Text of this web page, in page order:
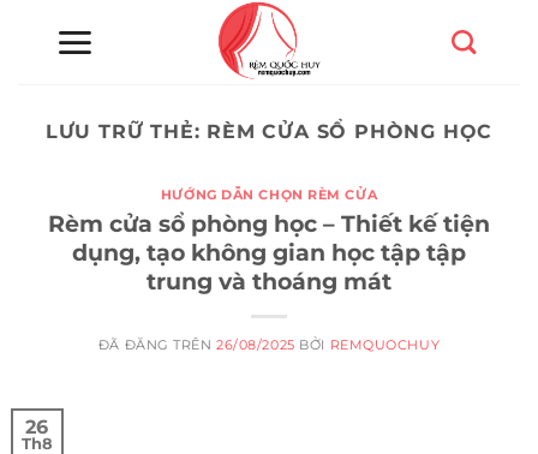
LƯU TRỮ THẺ: RÈM CỬA SỔ PHÒNG HỌC
HƯỚNG DẪN CHỌN RÈM CỬA
Rèm cửa sổ phòng học – Thiết kế tiện
dụng, tạo không gian học tập tập
trung và thoáng mát
ĐÃ ĐĂNG TRÊN26/08/2025 BỞI REMQUOCHUY
26
Th8